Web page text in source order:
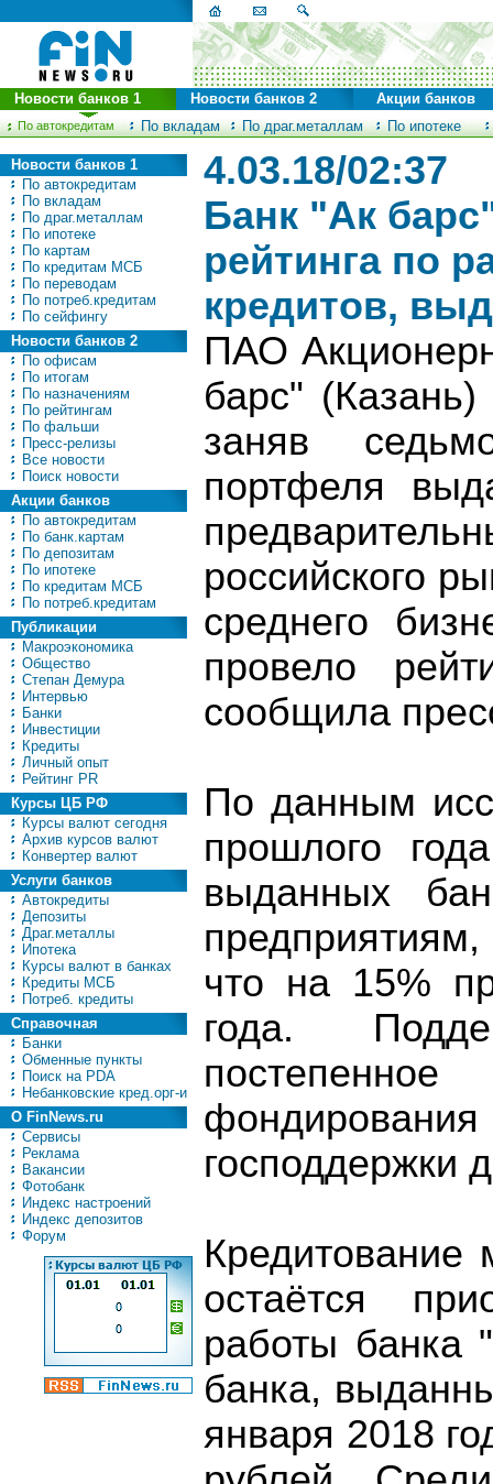
По автокредитам По вкладам По драг.металлам По ипотеке
Новости банков 1 Новости банков 2 Акции банков
Новости банков 1
По автокредитам
По вкладам
По драг.металлам
По ипотеке
По картам
По кредитам МСБ
По переводам
По потреб.кредитам
По сейфингу
Новости банков 2
По офисам
По итогам
По назначениям
По рейтингам
По фальши
Пресс-релизы
Все новости
Поиск новости
Акции банков
По автокредитам
По банк.картам
По депозитам
По ипотеке
По кредитам МСБ
По потреб.кредитам
Публикации
Макроэкономика
Общество
Степан Демура
Интервью
Банки
Инвестиции
Кредиты
Личный опыт
Рейтинг PR
Курсы ЦБ РФ
Курсы валют сегодня
Архив курсов валют
Конвертер валют
Услуги банков
Автокредиты
Депозиты
Драг.металлы
Ипотека
Курсы валют в банках
Кредиты МСБ
Потреб. кредиты
Справочная
Банки
Обменные пункты
Поиск на PDA
Небанковские кред.орг-и
О FinNews.ru
Сервисы
Реклама
Вакансии
Фотобанк
Индекс настроений
Индекс депозитов
Форум
4.03.18/02:37
Банк "Ак
рейтинга по
кредитов,
ПАО
барс"
заняв
портфеля
российского
среднего
провело
сообщила
По данным
прошлого
выданных
что на 15%
года.
господдержки
Кредитование
остаётся
работы банка
банка,
января 2018